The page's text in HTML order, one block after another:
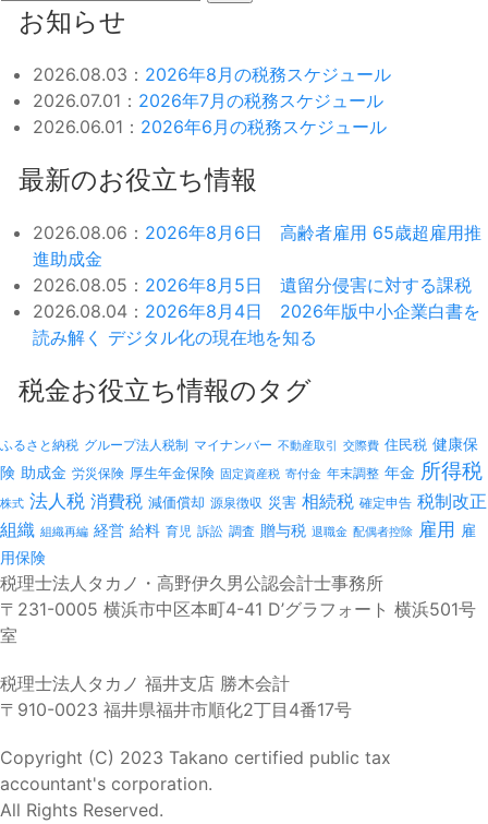
お知らせ
2026.08.03： 2026年8月の税務スケジュール
2026.07.01： 2026年7月の税務スケジュール
2026.06.01： 2026年6月の税務スケジュール
最新のお役立ち情報
2026.08.06： 2026年8月6日 高齢者雇用 65歳超雇用推
進助成金
2026.08.05： 2026年8月5日 遺留分侵害に対する課税
2026.08.04： 2026年8月4日 2026年版中小企業白書を
読み解く デジタル化の現在地を知る
税金お役立ち情報のタグ
ふるさと納税 グループ法人税制 マイナンバー 不動産取引 交際費 住民税 健康保
険 助成金 労災保険 厚生年金保険 固定資産税 寄付金 年末調整 年金 所得税
株式 法人税 消費税 減価償却 源泉徴収 災害 相続税 確定申告 税制改正
組織 組織再編 経営 給料 育児 訴訟 調査 贈与税 退職金 配偶者控除 雇用 雇
用保険
税理士法人タカノ・高野伊久男公認会計士事務所
〒231-0005 横浜市中区本町4-41 D’グラフォート 横浜501号
室
税理士法人タカノ 福井支店 勝木会計
〒910-0023 福井県福井市順化2丁目4番17号
Copyright (C) 2023 Takano certified public tax
accountant's corporation.
All Rights Reserved.